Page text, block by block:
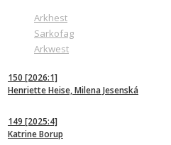
Arkhest
Sarkofag
Arkwest
150 [2026:1]
Henriette Heise, Milena Jesenská
149 [2025:4]
Katrine Borup